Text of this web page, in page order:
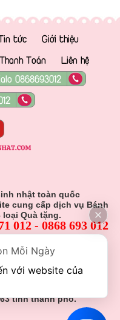
tức
Giới thiệu
Thanh Toán
Liên hệ
0868693012
nhật toàn quốc
cung cấp dịch vụ Bánh
loại Quà tặng.
012 - 0868 693 012
:
693 012
cầu khách hàng và
tỉnh thành phố.
Mỗi Ngày
với website của